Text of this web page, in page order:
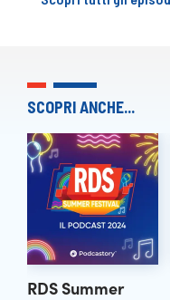
SCOPRI ANCHE...
RDS Summer